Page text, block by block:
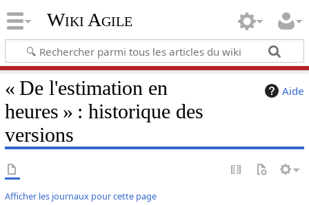
Wiki Agile
Aide
« De l'estimation en
heures » : historique des
versions
Afficher les journaux pour cette page